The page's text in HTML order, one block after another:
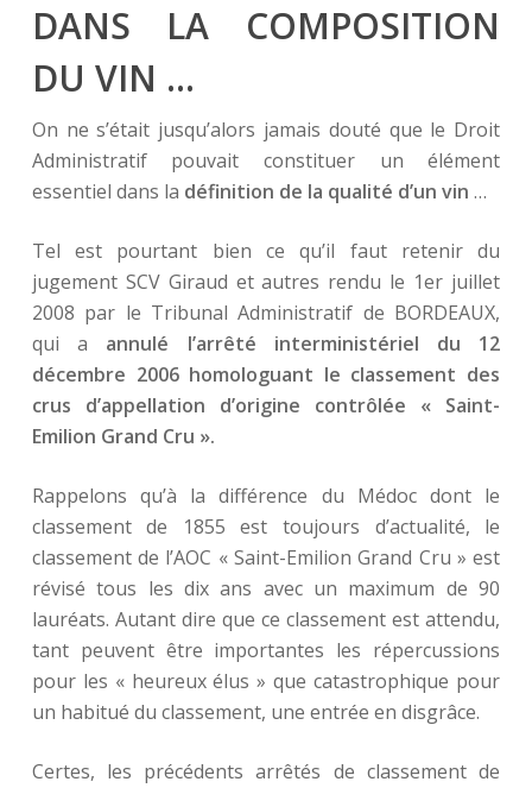
DANS LA COMPOSITION
DU VIN …
On ne s’était jusqu’alors jamais douté que le Droit
Administratif pouvait constituer un élément
essentiel dans la définition de la qualité d’un vin …
Tel est pourtant bien ce qu’il faut retenir du
jugement SCV Giraud et autres rendu le 1er juillet
2008 par le Tribunal Administratif de BORDEAUX,
qui a annulé l’arrêté interministériel du 12
décembre 2006 homologuant le classement des
crus d’appellation d’origine contrôlée « Saint-
Emilion Grand Cru ».
Rappelons qu’à la différence du Médoc dont le
classement de 1855 est toujours d’actualité, le
classement de l’AOC « Saint-Emilion Grand Cru » est
révisé tous les dix ans avec un maximum de 90
lauréats. Autant dire que ce classement est attendu,
tant peuvent être importantes les répercussions
pour les « heureux élus » que catastrophique pour
un habitué du classement, une entrée en disgrâce.
Certes, les précédents arrêtés de classement de